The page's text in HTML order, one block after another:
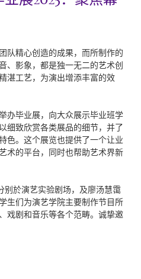
队精心创造的成果，而所制作的
、影象，都是独一无二的艺术创
湛工艺，为演出增添丰富的效
办毕业展，向大众展示毕业班学
细致欣赏各类展品的细节，并了
色。这个展览也提供了一个让业
术的平台，同时也帮助艺术界新
於演艺实验剧场，及廖汤慧霭
生们为演艺学院主要制作节目所
戏剧和音乐等各个范畴。诚挚邀